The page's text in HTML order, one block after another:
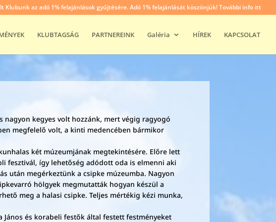
Klubunk az adó 1% felajánlások gyűjtésére. Adó 1% felajánlását köszönjük! További info itt
KLUBTAGSÁG PARTNEREINK Galéria HÍREK KAPCSOLAT
nagyon kegyes volt hozzánk, mert végig ragyogó
megfelelő volt, a kinti medencében bármikor
két múzeumjának megtekintésére. Előre lett
fesztivál, így lehetőség adódott oda is elmenni aki
után megérkeztünk a csipke múzeumba. Nagyon
hölgyek megmutatták hogyan készül a
meg a halasi csipke. Teljes mértékig kézi munka,
és korabeli festők által festett festményeket